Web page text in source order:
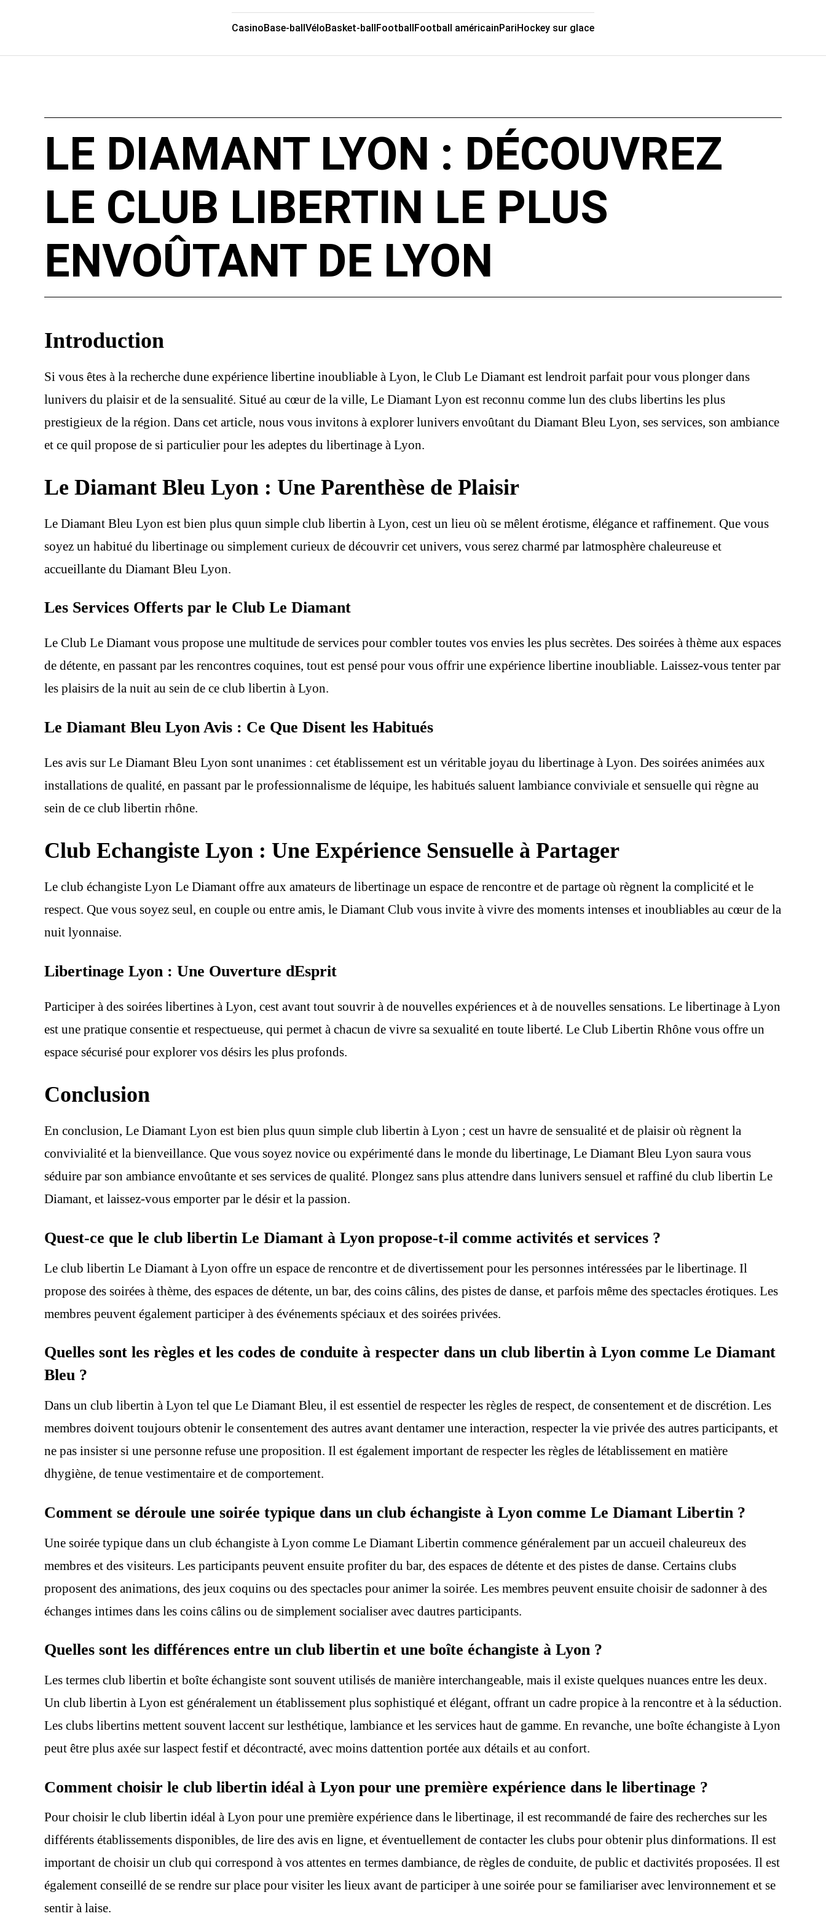
CasinoBase-ballVéloBasket-ballFootballFootball américainPariHockey sur glace
LE DIAMANT LYON : DÉCOUVREZ
LE CLUB LIBERTIN LE PLUS
ENVOÛTANT DE LYON
Introduction
Si vous êtes à la recherche dune expérience libertine inoubliable à Lyon, le Club Le Diamant est lendroit parfait pour vous plonger dans
lunivers du plaisir et de la sensualité. Situé au cœur de la ville, Le Diamant Lyon est reconnu comme lun des clubs libertins les plus
prestigieux de la région. Dans cet article, nous vous invitons à explorer lunivers envoûtant du Diamant Bleu Lyon, ses services, son ambiance
et ce quil propose de si particulier pour les adeptes du libertinage à Lyon.
Le Diamant Bleu Lyon : Une Parenthèse de Plaisir
Le Diamant Bleu Lyon est bien plus quun simple club libertin à Lyon, cest un lieu où se mêlent érotisme, élégance et raffinement. Que vous
soyez un habitué du libertinage ou simplement curieux de découvrir cet univers, vous serez charmé par latmosphère chaleureuse et
accueillante du Diamant Bleu Lyon.
Les Services Offerts par le Club Le Diamant
Le Club Le Diamant vous propose une multitude de services pour combler toutes vos envies les plus secrètes. Des soirées à thème aux espaces
de détente, en passant par les rencontres coquines, tout est pensé pour vous offrir une expérience libertine inoubliable. Laissez-vous tenter par
les plaisirs de la nuit au sein de ce club libertin à Lyon.
Le Diamant Bleu Lyon Avis : Ce Que Disent les Habitués
Les avis sur Le Diamant Bleu Lyon sont unanimes : cet établissement est un véritable joyau du libertinage à Lyon. Des soirées animées aux
installations de qualité, en passant par le professionnalisme de léquipe, les habitués saluent lambiance conviviale et sensuelle qui règne au
sein de ce club libertin rhône.
Club Echangiste Lyon : Une Expérience Sensuelle à Partager
Le club échangiste Lyon Le Diamant offre aux amateurs de libertinage un espace de rencontre et de partage où règnent la complicité et le
respect. Que vous soyez seul, en couple ou entre amis, le Diamant Club vous invite à vivre des moments intenses et inoubliables au cœur de la
nuit lyonnaise.
Libertinage Lyon : Une Ouverture dEsprit
Participer à des soirées libertines à Lyon, cest avant tout souvrir à de nouvelles expériences et à de nouvelles sensations. Le libertinage à Lyon
est une pratique consentie et respectueuse, qui permet à chacun de vivre sa sexualité en toute liberté. Le Club Libertin Rhône vous offre un
espace sécurisé pour explorer vos désirs les plus profonds.
Conclusion
En conclusion, Le Diamant Lyon est bien plus quun simple club libertin à Lyon ; cest un havre de sensualité et de plaisir où règnent la
convivialité et la bienveillance. Que vous soyez novice ou expérimenté dans le monde du libertinage, Le Diamant Bleu Lyon saura vous
séduire par son ambiance envoûtante et ses services de qualité. Plongez sans plus attendre dans lunivers sensuel et raffiné du club libertin Le
Diamant, et laissez-vous emporter par le désir et la passion.
Quest-ce que le club libertin Le Diamant à Lyon propose-t-il comme activités et services ?
Le club libertin Le Diamant à Lyon offre un espace de rencontre et de divertissement pour les personnes intéressées par le libertinage. Il
propose des soirées à thème, des espaces de détente, un bar, des coins câlins, des pistes de danse, et parfois même des spectacles érotiques. Les
membres peuvent également participer à des événements spéciaux et des soirées privées.
Quelles sont les règles et les codes de conduite à respecter dans un club libertin à Lyon comme Le Diamant
Bleu ?
Dans un club libertin à Lyon tel que Le Diamant Bleu, il est essentiel de respecter les règles de respect, de consentement et de discrétion. Les
membres doivent toujours obtenir le consentement des autres avant dentamer une interaction, respecter la vie privée des autres participants, et
ne pas insister si une personne refuse une proposition. Il est également important de respecter les règles de létablissement en matière
dhygiène, de tenue vestimentaire et de comportement.
Comment se déroule une soirée typique dans un club échangiste à Lyon comme Le Diamant Libertin ?
Une soirée typique dans un club échangiste à Lyon comme Le Diamant Libertin commence généralement par un accueil chaleureux des
membres et des visiteurs. Les participants peuvent ensuite profiter du bar, des espaces de détente et des pistes de danse. Certains clubs
proposent des animations, des jeux coquins ou des spectacles pour animer la soirée. Les membres peuvent ensuite choisir de sadonner à des
échanges intimes dans les coins câlins ou de simplement socialiser avec dautres participants.
Quelles sont les différences entre un club libertin et une boîte échangiste à Lyon ?
Les termes club libertin et boîte échangiste sont souvent utilisés de manière interchangeable, mais il existe quelques nuances entre les deux.
Un club libertin à Lyon est généralement un établissement plus sophistiqué et élégant, offrant un cadre propice à la rencontre et à la séduction.
Les clubs libertins mettent souvent laccent sur lesthétique, lambiance et les services haut de gamme. En revanche, une boîte échangiste à Lyon
peut être plus axée sur laspect festif et décontracté, avec moins dattention portée aux détails et au confort.
Comment choisir le club libertin idéal à Lyon pour une première expérience dans le libertinage ?
Pour choisir le club libertin idéal à Lyon pour une première expérience dans le libertinage, il est recommandé de faire des recherches sur les
différents établissements disponibles, de lire des avis en ligne, et éventuellement de contacter les clubs pour obtenir plus dinformations. Il est
important de choisir un club qui correspond à vos attentes en termes dambiance, de règles de conduite, de public et dactivités proposées. Il est
également conseillé de se rendre sur place pour visiter les lieux avant de participer à une soirée pour se familiariser avec lenvironnement et se
sentir à laise.